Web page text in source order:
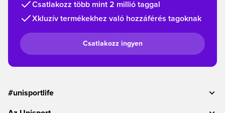
Csatlakozz több mint 2 millió taggal
Xkluzív termékekhez való hozzáférés tagoknak
Csatlakozz ingyen
#unisportlife